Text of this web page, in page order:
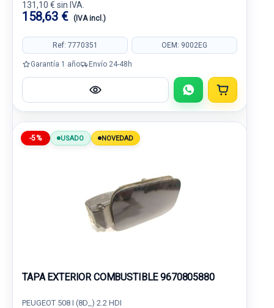
131,10 € sin IVA.
158,63 € (IVA incl.)
Ref: 7770351 OEM: 9002EG
Garantía 1 año Envío 24-48h
-5% USADO NOVEDAD
TAPA EXTERIOR COMBUSTIBLE 9670805880
PEUGEOT 508 I (8D_) 2.2 HDI